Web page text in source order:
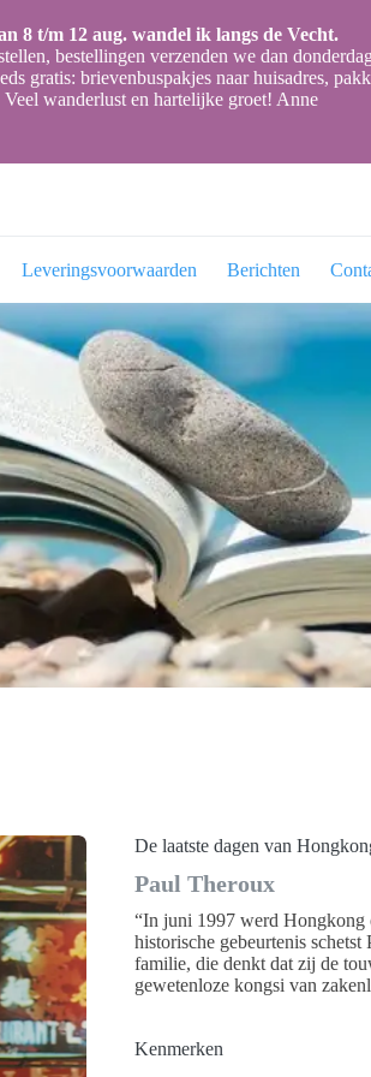
8 t/m 12 aug. wandel ik langs de Vecht.
bestellingen verzenden we dan
gratis: brievenbuspakjes naar huisadres,
Veel wanderlust en hartelijke groet! Anne
Leveringsvoorwaarden Berichten
De laatste dagen van
Paul Theroux
“In juni 1997 werd Hongkong
historische gebeurtenis
familie, die denkt dat zij de
gewetenloze kongsi van
Kenmerken